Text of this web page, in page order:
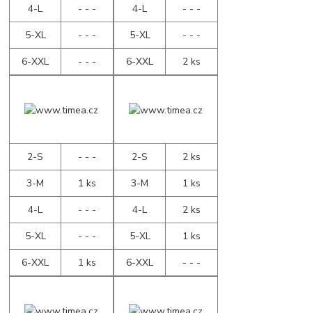
4-L
- - -
5-XL
- - -
6-XXL
- - -
4-L
- - -
5-XL
- - -
6-XXL
2 ks
2-S
- - -
3-M
1 ks
4-L
- - -
5-XL
- - -
6-XXL
1 ks
2-S
2 ks
3-M
1 ks
4-L
2 ks
5-XL
1 ks
6-XXL
- - -